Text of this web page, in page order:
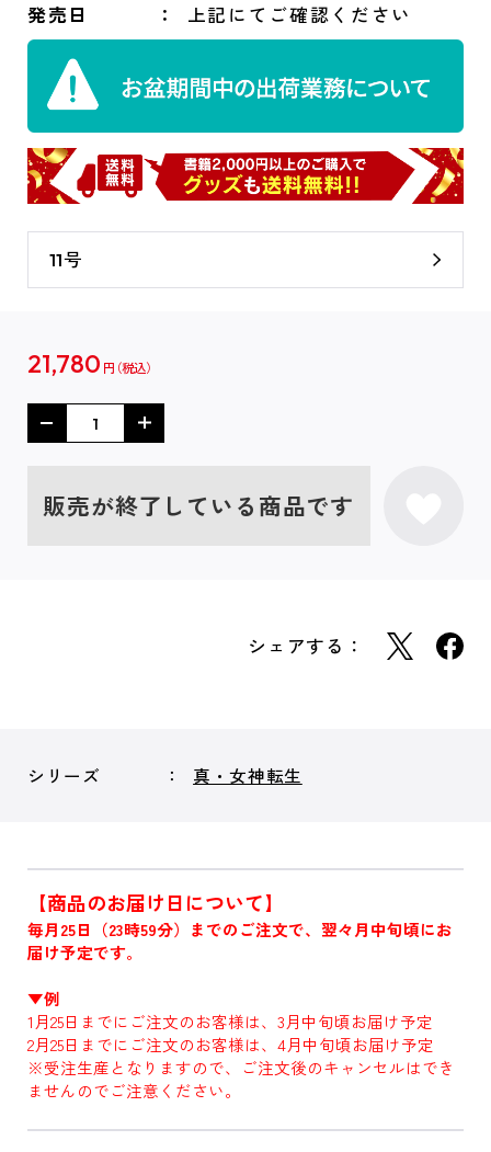
発売日 上記にてご確認ください
11号
21,780 円
販売が終了している商品です
シェアする：
シリーズ 真・女神転生
【商品のお届け日について】
毎月25日（23時59分）までのご注文で、翌々月中旬頃にお
届け予定です。
▼例
1月25日までにご注文のお客様は、3月中旬頃お届け予定
2月25日までにご注文のお客様は、4月中旬頃お届け予定
※受注生産となりますので、ご注文後のキャンセルはでき
ませんのでご注意ください。